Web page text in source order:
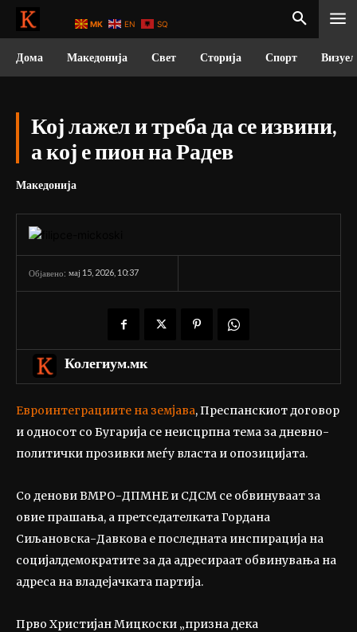
Дома Македонија Свет Сторија Спорт
Кој лажел и треба да се извини,
а кој е пион на Радев
Македонија
Објавено: мај 15, 2026, 10:37
Колегиум.мк
Евроинтеграциите на земјава, Преспанскиот договор
и односот со Бугарија се неисцрпна тема за дневно-
политички прозивки меѓу власта и опозицијата.
Со денови ВМРО-ДПМНЕ и СДСМ се обвинуваат за
овие прашања, а претседателката Гордана
Сиљановска-Давкова е последната инспирација на
социјалдемократите за да адресираат обвинувања на
адреса на владејачката партија.
Прво Христијан Мицкоски „призна дека
MK EN SQ